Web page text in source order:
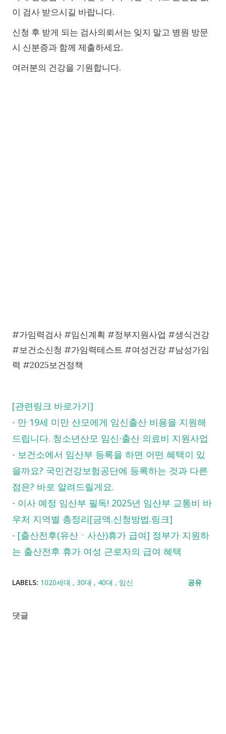
이 검사 받으시길 바랍니다.
신청 후 받게 되는 검사의뢰서는 잊지 말고 병원 방문
시 신분증과 함께 제출하세요.
여러분의 건강을 기원합니다.
#가임력검사 #임신계획 #정부지원사업 #생식건강
#보건소신청 #가임력테스트 #여성건강 #남성가임
력 #2025보건정책
[관련링크 바로가기]
- 만 19세 미만 산모에게 임신출산 비용을 지원해
드립니다. 청소년산모 임신∙출산 의료비 지원사업
- 보건소에서 임산부 등록을 하면 어떤 혜택이 있
을까요? 국민건강보험공단에 등록하는 것과 다른
점은? 바로 알려드릴게요.
- 이사 예정 임산부 필독! 2025년 임산부 교통비 바
우처 지역별 총정리[금액.신청방법.링크]
- [출산전후(유산ㆍ사산)휴가 급여] 정부가 지원하
는 출산전후 휴가 여성 근로자의 급여 혜택
LABELS: 1020세대 30대 40대 임신 공유
댓글